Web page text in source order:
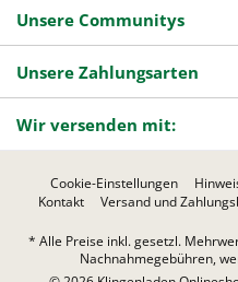
Unsere Communitys
Unsere Zahlungsarten
Wir versenden mit:
Cookie-Einstellungen
Kontakt
Versand und
* Alle Preise inkl. gesetzl.
Nachnahmegebühren,